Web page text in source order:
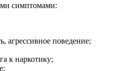
симптомами:
агрессивное поведение;
к наркотику;